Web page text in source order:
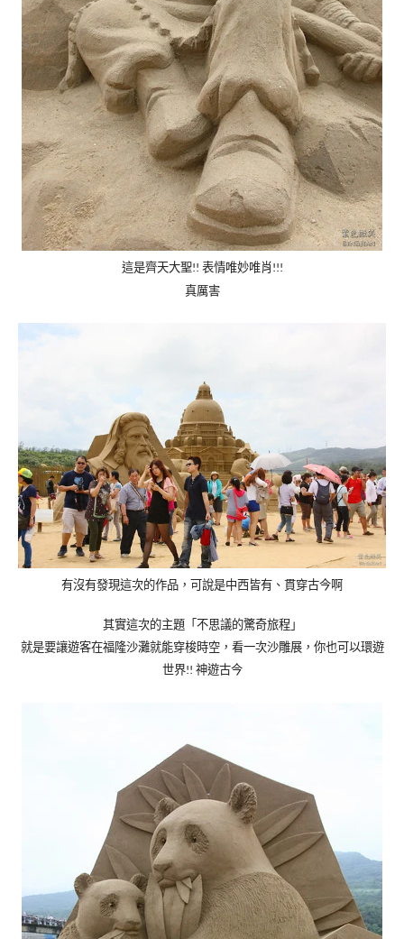
這是齊天大聖!! 表情唯妙唯肖!!!
真厲害
有沒有發現這次的作品，可說是中西皆有、貫穿古今啊
其實這次的主題「不思議的驚奇旅程」
就是要讓遊客在福隆沙灘就能穿梭時空，看一次沙雕展，你也可以環遊
世界!! 神遊古今